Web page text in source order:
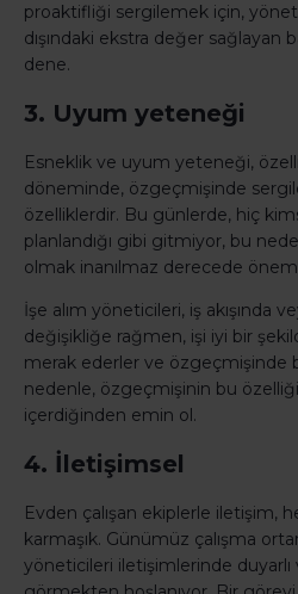
proaktifliği sergilemek için,
dışındaki ekstra değer sağlayan
dene.
3. Uyum yeteneği
Esneklik ve uyum yeteneği,
döneminde, özgeçmişinde
özelliklerdir. Bu günlerde, hiç
planlandığı gibi gitmiyor, bu
olmak inanılmaz derecede
İşe alım yöneticileri, iş akışında
değişikliğe rağmen, işi iyi bir
merak ederler ve özgeçmişinde
nedenle, özgeçmişinin bu özelliği
içerdiğinden emin ol.
4. İletişimsel
Evden çalışan ekiplerle iletişim,
karmaşık. Günümüz çalışma
yöneticileri iletişimlerinde